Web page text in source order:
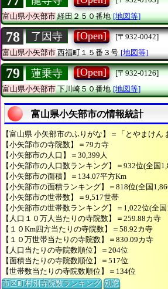
富山県小矢部市経田２５０番地 [地図等]
78 了因寺 [Open]
[〒932-0042]
富山県小矢部市 西福町１５番３号 [地図等]
79 蓮乗寺 [Open]
[〒932-0126]
富山県小矢部市下川崎５０番地 [地図等]
富山県小矢部市の情報統計
【富山県 小矢部市のふりがな】＝「とやまけん
【小矢部市の寺院数】＝79カ寺
【小矢部市の人口】＝30,399人
【小矢部市の人口数ランキング】＝932位(全国
【小矢部市の面積】＝134.07平方Km
【小矢部市の面積ランキング】＝818位(全国
【小矢部市の世帯数】＝9,517世帯
【小矢部市の世帯数ランキング】＝1,022位(全
【人口１０万人当たりの寺院数】＝259.88カ寺
【１０Km四方当たりの寺院数】＝58.92カ寺
【１０万世帯当たりの寺院数】＝830.09カ寺
【人口当たりの寺院数順位】＝204位
【面積当たりの寺院数順位】＝517位
【世帯数当たりの寺院数順位】＝134位
市区町村別寺院数ランキング 別窓